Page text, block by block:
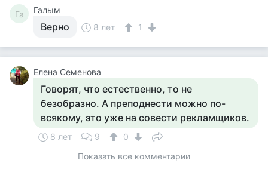
Га Галым
Верно 8 лет 1
Елена Семенова
Говорят, что естественно, то не
безобразно. А преподнести можно по-
всякому, это уже на совести рекламщиков.
8 лет 9
0
Показать все комментарии